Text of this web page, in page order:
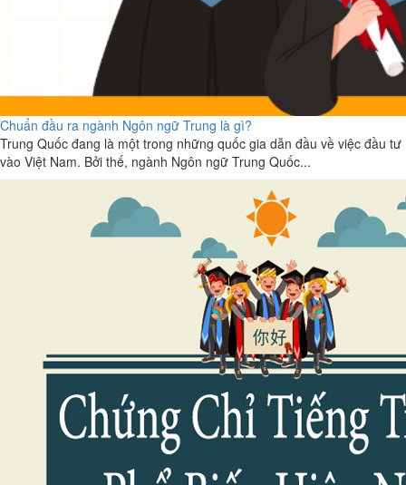
Chuẩn đầu ra ngành Ngôn ngữ Trung là gì?
Trung Quốc đang là một trong những quốc gia dẫn đầu về việc đầu tư
vào Việt Nam. Bởi thế, ngành Ngôn ngữ Trung Quốc...